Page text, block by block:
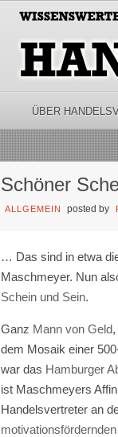
ÜBER
Schöner
ALLGEMEIN posted by
… Das sind in etwa
Maschmeyer. Nun
Schein und Sein.
Ganz Mann von Geld
dem Mosaik einer
war das Hamburger
ist Maschmeyers
Handelsvertreter an